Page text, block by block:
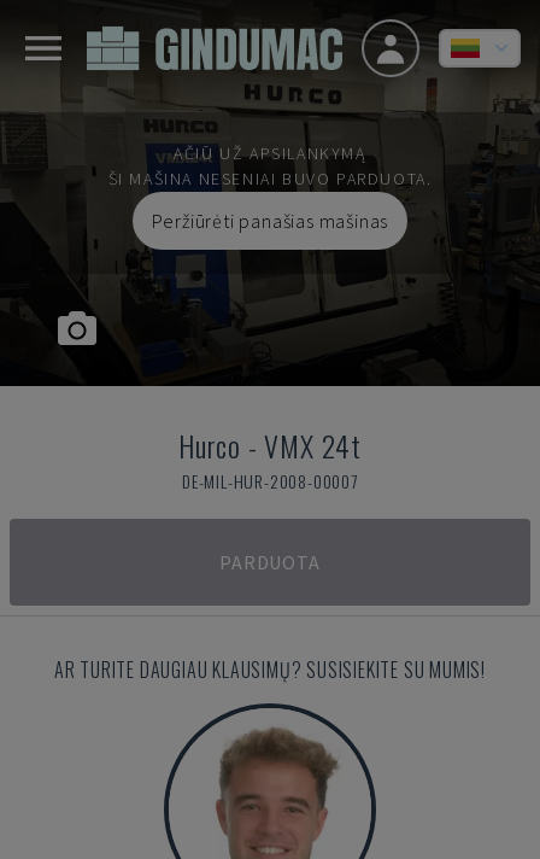
AČIŪ UŽ APSILANKYMĄ
ŠI MAŠINA NESENIAI BUVO PARDUOTA.
Peržiūrėti panašias mašinas
Hurco -VMX 24t
DE-MIL-HUR-2008-00007
PARDUOTA
AR TURITE DAUGIAU KLAUSIMŲ? SUSISIEKITE SU MUMIS!